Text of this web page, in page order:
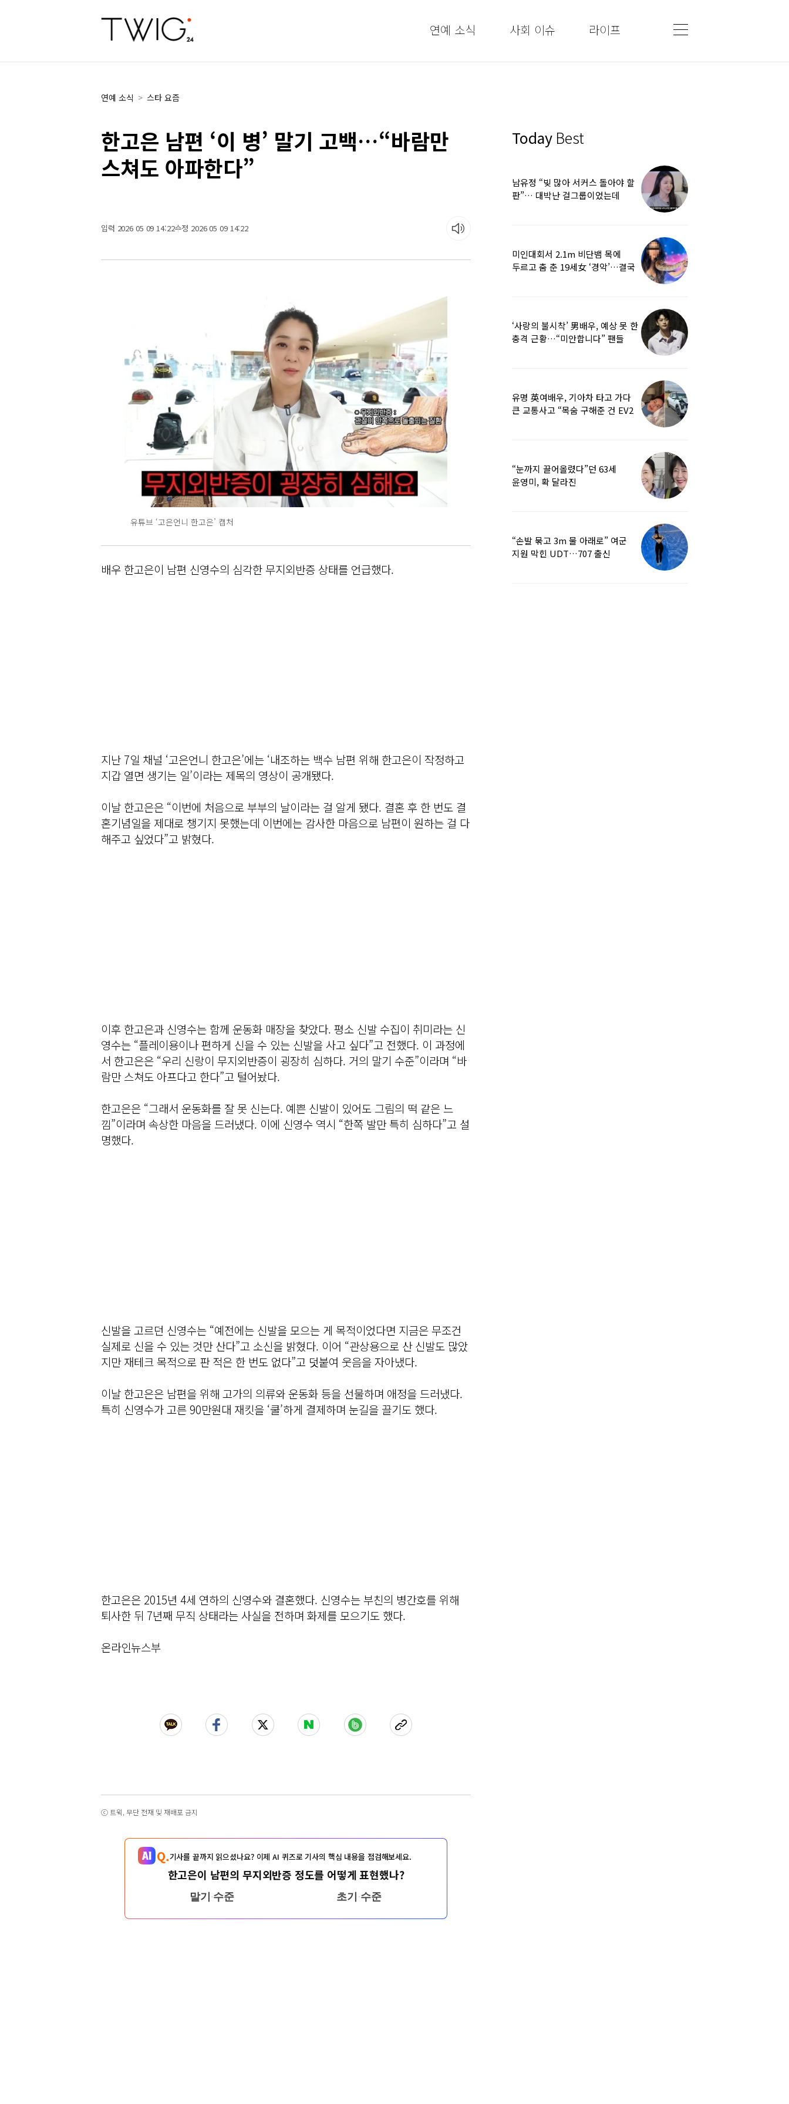
연예 소식 사회 이슈 라이프
연예 소식 > 스타 요즘
한고은 남편 ‘이 병’ 말기 고백…“바람만
스쳐도 아파한다”
입력 2026 05 09 14:22수정 2026 05 09 14:22
유튜브 ‘고은언니 한고은’ 캡처
배우 한고은이 남편 신영수의 심각한 무지외반증 상태를 언급했다.
지난 7일 채널 ‘고은언니 한고은’에는 ‘내조하는 백수 남편 위해 한고은이 작정하고
지갑 열면 생기는 일’이라는 제목의 영상이 공개됐다.
이날 한고은은 “이번에 처음으로 부부의 날이라는 걸 알게 됐다. 결혼 후 한 번도 결
혼기념일을 제대로 챙기지 못했는데 이번에는 감사한 마음으로 남편이 원하는 걸 다
해주고 싶었다”고 밝혔다.
이후 한고은과 신영수는 함께 운동화 매장을 찾았다. 평소 신발 수집이 취미라는 신
영수는 “플레이용이나 편하게 신을 수 있는 신발을 사고 싶다”고 전했다. 이 과정에
서 한고은은 “우리 신랑이 무지외반증이 굉장히 심하다. 거의 말기 수준”이라며 “바
람만 스쳐도 아프다고 한다”고 털어놨다.
한고은은 “그래서 운동화를 잘 못 신는다. 예쁜 신발이 있어도 그림의 떡 같은 느
낌”이라며 속상한 마음을 드러냈다. 이에 신영수 역시 “한쪽 발만 특히 심하다”고 설
명했다.
신발을 고르던 신영수는 “예전에는 신발을 모으는 게 목적이었다면 지금은 무조건
실제로 신을 수 있는 것만 산다”고 소신을 밝혔다. 이어 “관상용으로 산 신발도 많았
지만 재테크 목적으로 판 적은 한 번도 없다”고 덧붙여 웃음을 자아냈다.
이날 한고은은 남편을 위해 고가의 의류와 운동화 등을 선물하며 애정을 드러냈다.
특히 신영수가 고른 90만원대 재킷을 ‘쿨’하게 결제하며 눈길을 끌기도 했다.
한고은은 2015년 4세 연하의 신영수와 결혼했다. 신영수는 부친의 병간호를 위해
퇴사한 뒤 7년째 무직 상태라는 사실을 전하며 화제를 모으기도 했다.
온라인뉴스부
ⓒ 트윅, 무단 전재 및 재배포 금지
Q.기사를 끝까지 읽으셨나요? 이제 AI 퀴즈로 기사의 핵심 내용을 점검해보세요.
한고은이 남편의 무지외반증 정도를 어떻게 표현했나?
말기 수준 초기 수준
Today Best
남유정 “빚 많아 서커스 돌아야 할
판”… 대박난 걸그룹이었는데
미인대회서 2.1m 비단뱀 목에
두르고 춤 춘 19세女 ‘경악’…결국
‘사랑의 불시착’ 男배우, 예상 못 한
충격 근황…“미안합니다” 팬들
유명 英여배우, 기아차 타고 가다
큰 교통사고 “목숨 구해준 건 EV2
“눈까지 끌어올렸다”던 63세
윤영미, 확 달라진
“손발 묶고 3m 물 아래로” 여군
지원 막힌 UDT…707 출신